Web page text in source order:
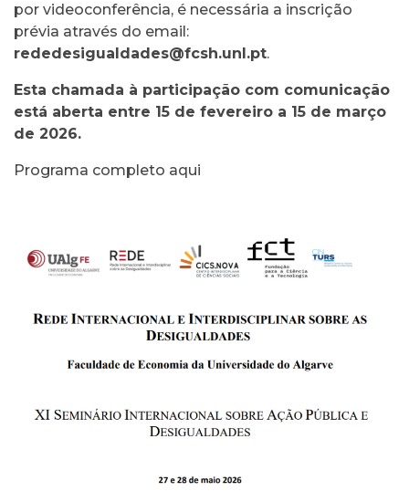
por videoconferência, é necessária a inscrição
prévia através do email:
rededesigualdades@fcsh.unl.pt.
Esta chamada à participação com comunicação
está aberta entre 15 de fevereiro a 15 de março
de 2026.
Programa completo aqui